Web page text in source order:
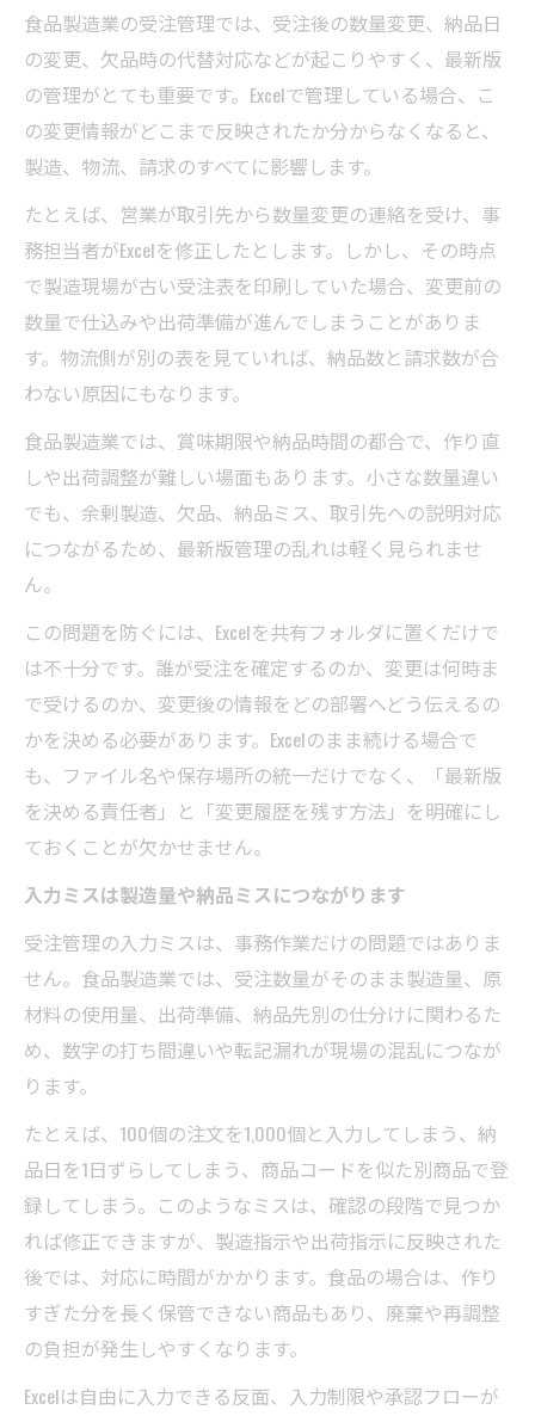
食品製造業の受注管理では、受注後の数量変更、納品日
の変更、欠品時の代替対応などが起こりやすく、最新版
の管理がとても重要です。Excelで管理している場合、こ
の変更情報がどこまで反映されたか分からなくなると、
製造、物流、請求のすべてに影響します。
たとえば、営業が取引先から数量変更の連絡を受け、事
務担当者がExcelを修正したとします。しかし、その時点
で製造現場が古い受注表を印刷していた場合、変更前の
数量で仕込みや出荷準備が進んでしまうことがありま
す。物流側が別の表を見ていれば、納品数と請求数が合
わない原因にもなります。
食品製造業では、賞味期限や納品時間の都合で、作り直
しや出荷調整が難しい場面もあります。小さな数量違い
でも、余剰製造、欠品、納品ミス、取引先への説明対応
につながるため、最新版管理の乱れは軽く見られませ
ん。
この問題を防ぐには、Excelを共有フォルダに置くだけで
は不十分です。誰が受注を確定するのか、変更は何時ま
で受けるのか、変更後の情報をどの部署へどう伝えるの
かを決める必要があります。Excelのまま続ける場合で
も、ファイル名や保存場所の統一だけでなく、「最新版
を決める責任者」と「変更履歴を残す方法」を明確にし
ておくことが欠かせません。
入力ミスは製造量や納品ミスにつながります
受注管理の入力ミスは、事務作業だけの問題ではありま
せん。食品製造業では、受注数量がそのまま製造量、原
材料の使用量、出荷準備、納品先別の仕分けに関わるた
め、数字の打ち間違いや転記漏れが現場の混乱につなが
ります。
たとえば、100個の注文を1,000個と入力してしまう、納
品日を1日ずらしてしまう、商品コードを似た別商品で登
録してしまう。このようなミスは、確認の段階で見つか
れば修正できますが、製造指示や出荷指示に反映された
後では、対応に時間がかかります。食品の場合は、作り
すぎた分を長く保管できない商品もあり、廃棄や再調整
の負担が発生しやすくなります。
Excelは自由に入力できる反面、入力制限や承認フローが